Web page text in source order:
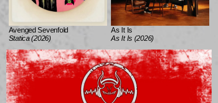
Avenged Sevenfold
Statica (2026)
As It Is
As It Is (2026)